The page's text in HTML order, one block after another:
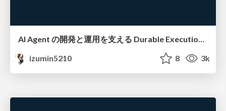
AI Agent の開発と運用を支える Durable Execution #AgentsInProd
izumin5210
8 3k